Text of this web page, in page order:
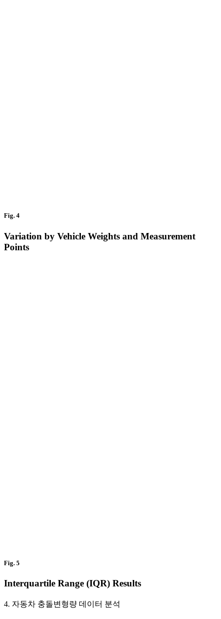
Fig. 4
Variation by Vehicle Weights and Measurement
Points
Fig. 5
Interquartile Range (IQR) Results
4. 자동차 충돌변형량 데이터 분석